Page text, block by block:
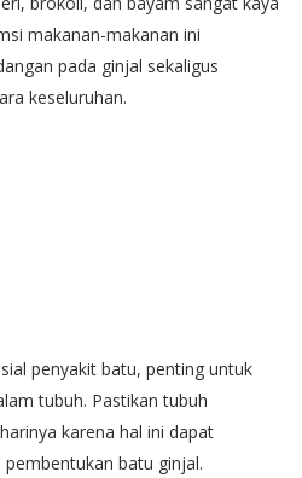
makanan-makanan ini
pada ginjal sekaligus
keseluruhan.
penyakit batu, penting untuk
tubuh. Pastikan tubuh
karena hal ini dapat
batu ginjal.